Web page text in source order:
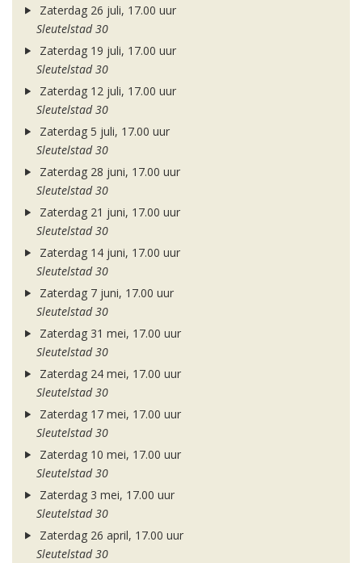
Zaterdag 26 juli, 17.00 uur
Sleutelstad 30
Zaterdag 19 juli, 17.00 uur
Sleutelstad 30
Zaterdag 12 juli, 17.00 uur
Sleutelstad 30
Zaterdag 5 juli, 17.00 uur
Sleutelstad 30
Zaterdag 28 juni, 17.00 uur
Sleutelstad 30
Zaterdag 21 juni, 17.00 uur
Sleutelstad 30
Zaterdag 14 juni, 17.00 uur
Sleutelstad 30
Zaterdag 7 juni, 17.00 uur
Sleutelstad 30
Zaterdag 31 mei, 17.00 uur
Sleutelstad 30
Zaterdag 24 mei, 17.00 uur
Sleutelstad 30
Zaterdag 17 mei, 17.00 uur
Sleutelstad 30
Zaterdag 10 mei, 17.00 uur
Sleutelstad 30
Zaterdag 3 mei, 17.00 uur
Sleutelstad 30
Zaterdag 26 april, 17.00 uur
Sleutelstad 30